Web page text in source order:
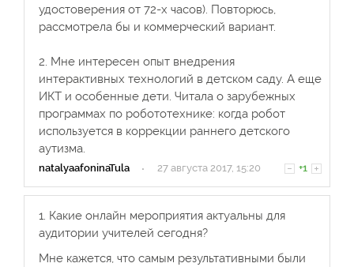
удостоверения от 72-х часов). Повторюсь,
рассмотрела бы и коммерческий вариант.
2. Мне интересен опыт внедрения
интерактивных технологий в детском саду. А еще
ИКТ и особенные дети. Читала о зарубежных
программах по робототехнике: когда робот
используется в коррекции раннего детского
аутизма.
natalyaafoninaTula · 27 августа 2017, 15:20 +1
1. Какие онлайн мероприятия актуальны для
аудитории учителей сегодня?
Мне кажется, что самым результативными были